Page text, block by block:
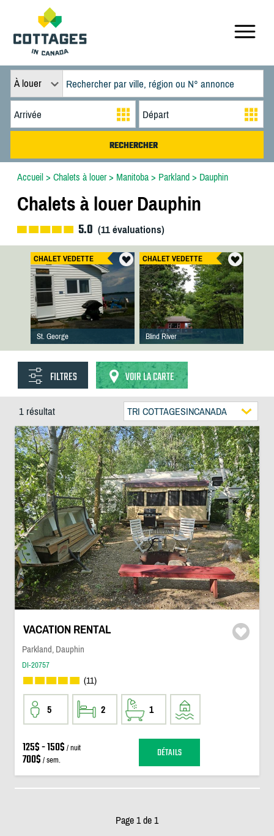
À louer
Accueil> Chalets à louer> Manitoba> Parkland> Dauphin
Chalets à louer Dauphin
5.0 (11évaluations)
CHALET VEDETTE
St. George
CHALET VEDETTE
Blind River
FILTRES VOIR LA CARTE
1 résultat TRI COTTAGESINCANADA
VACATION RENTAL
Parkland, Dauphin
DI-20757
(11)
5 2 1
125$ - 150$ / nuit
700$ / sem. DÉTAILS
Page 1 de 1